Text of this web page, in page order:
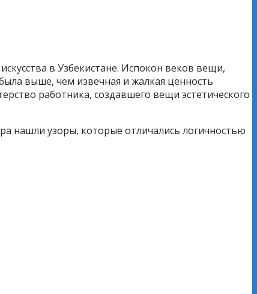
в Узбекистане. Испокон веков вещи,
выше, чем извечная и жалкая ценность
работника, создавшего вещи эстетического
нашли узоры, которые отличались логичностью